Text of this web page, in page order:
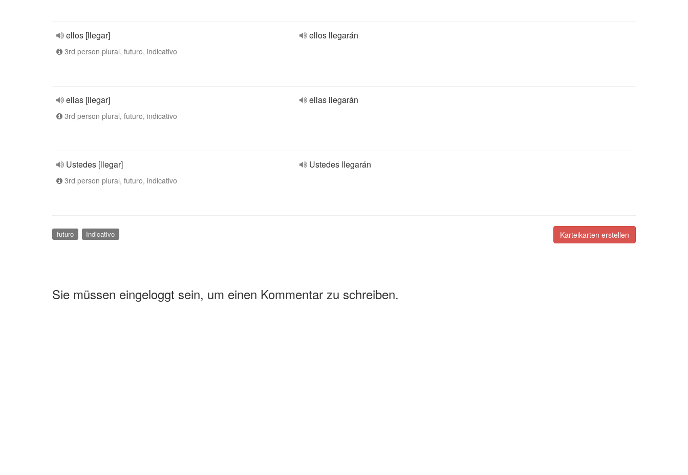
ellos [llegar]
3rd person plural, futuro, indicativo
ellos llegarán
ellas [llegar]
3rd person plural, futuro, indicativo
ellas llegarán
Ustedes [llegar]
3rd person plural, futuro, indicativo
Ustedes llegarán
Karteikarten erstellen
futuro Indicativo
Sie müssen eingeloggt sein, um einen Kommentar zu schreiben.